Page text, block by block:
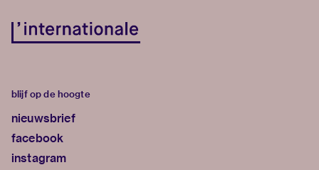
blijf op de hoogte
nieuwsbrief
facebook
instagram